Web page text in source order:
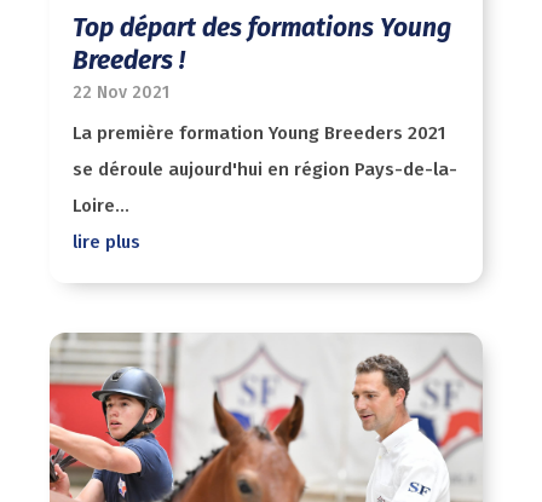
Top départ des formations Young
Breeders !
22 Nov 2021
La première formation Young Breeders 2021
se déroule aujourd'hui en région Pays-de-la-
Loire...
lire plus